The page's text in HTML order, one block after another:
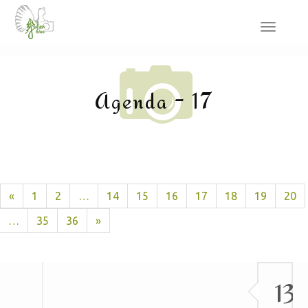
Toggle
Agenda - 17
« 1 2 … 14 15 16 17 18 19
20
…
35 36 »